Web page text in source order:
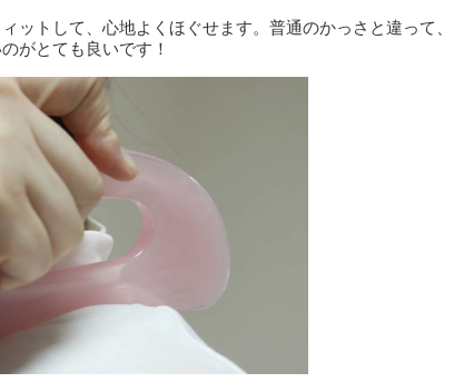
ットして、心地よくほぐせます。普通のかっさと違って、
がとても良いです！